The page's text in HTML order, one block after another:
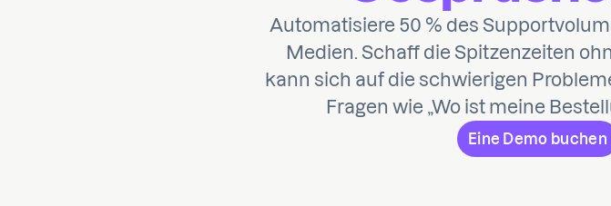
Automatisiere 50 % des
Medien. Schaff die Spitzenzeiten
kann sich auf die schwierigen
Fragen wie „Wo ist meine
Eine Demo buchen